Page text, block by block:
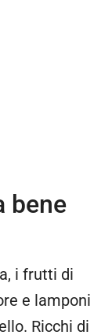
bene
i frutti di
e lamponi
Ricchi di